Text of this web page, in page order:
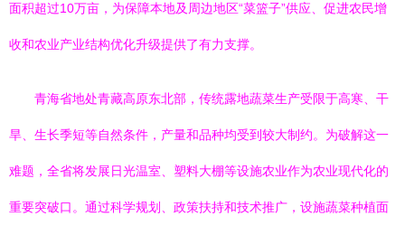
面积超过10万亩，为保障本地及周边地区“菜篮子”供应、促进农民增
收和农业产业结构优化升级提供了有力支撑。
青海省地处青藏高原东北部，传统露地蔬菜生产受限于高寒、干
旱、生长季短等自然条件，产量和品种均受到较大制约。为破解这一
难题，全省将发展日光温室、塑料大棚等设施农业作为农业现代化的
重要突破口。通过科学规划、政策扶持和技术推广，设施蔬菜种植面